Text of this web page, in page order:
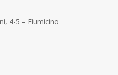
4-5 – Fiumicino